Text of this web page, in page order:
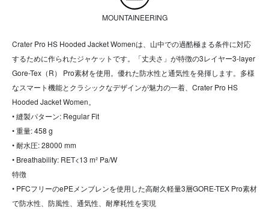
MOUNTAINEERING
Crater Pro HS Hooded Jacket Womenは、山中での過酷極まる条件に対応
するために作られたジャケットです。「丈夫さ」が特徴の3レイヤー3-layer
Gore-Tex（R） Pro素材を使用。優れた防水性と通気性を発揮します。多様
なスマート機能とクラシックなデザインが魅力の一着、Crater Pro HS
Hooded Jacket Women。
• 縫製パターン: Regular Fit
• 重量: 458 g
• 耐水圧: 28000 mm
• Breathability: RET<13 m² Pa/W
特徴
• PFCフリーのePEメンブレンを使用した高耐久軽量3層GORE-TEX Pro素材
で防水性、防風性、通気性、耐摩耗性を実現